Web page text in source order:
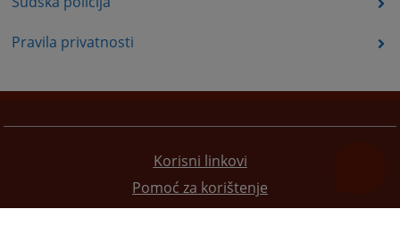
Pravila privatnosti
Korisni linkovi
Pomoć za korištenje
Mapa stranice